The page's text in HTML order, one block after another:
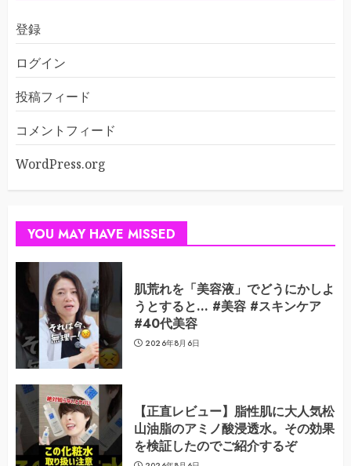
登録
ログイン
投稿フィード
コメントフィード
WordPress.org
YOU MAY HAVE MISSED
肌荒れを「美容液」でどうにかしよ
うとすると… #美容 #スキンケア
#40代美容
2026年8月6日
【正直レビュー】脂性肌に大人気松
山油脂のアミノ酸浸透水。その効果
を検証したのでご紹介するぞ